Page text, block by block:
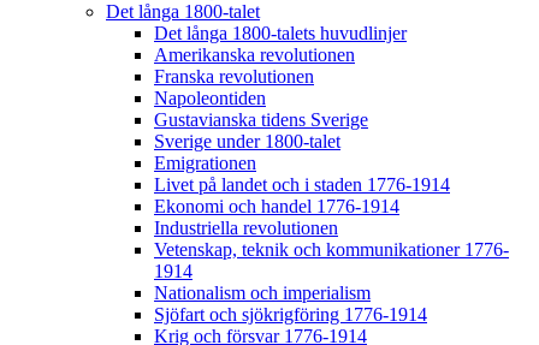
Det långa 1800-talet
Det långa 1800-talets huvudlinjer
Amerikanska revolutionen
Franska revolutionen
Napoleontiden
Gustavianska tidens Sverige
Sverige under 1800-talet
Emigrationen
Livet på landet och i staden 1776-1914
Ekonomi och handel 1776-1914
Industriella revolutionen
Vetenskap, teknik och kommunikationer 1776-
1914
Nationalism och imperialism
Sjöfart och sjökrigföring 1776-1914
Krig och försvar 1776-1914